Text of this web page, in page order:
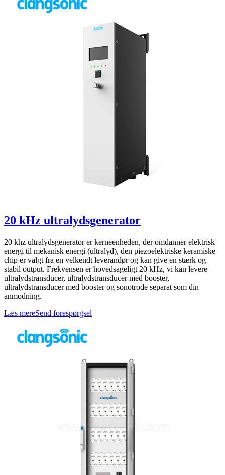
20 kHz ultralydsgenerator
20 khz ultralydsgenerator er kerneenheden, der omdanner elektrisk
energi til mekanisk energi (ultralyd), den piezoelektriske keramiske
chip er valgt fra en velkendt leverandør og kan give en stærk og
stabil output. Frekvensen er hovedsageligt 20 kHz, vi kan levere
ultralydstransducer, ultralydstransducer med booster,
ultralydstransducer med booster og sonotrode separat som din
anmodning.
Læs mereSend forespørgsel